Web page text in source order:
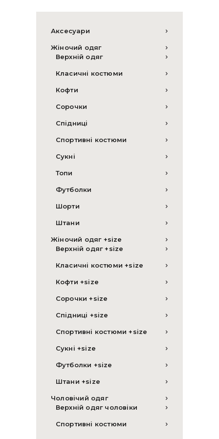
Аксесуари
Жіночий одяг
Верхній одяг
Класичні костюми
Кофти
Сорочки
Спідниці
Спортивні костюми
Сукні
Топи
Футболки
Шорти
Штани
Жіночий одяг +size
Верхній одяг +size
Класичні костюми +size
Кофти +size
Сорочки +size
Спідниці +size
Спортивні костюми +size
Сукні +size
Футболки +size
Штани +size
Чоловічий одяг
Верхній одяг чоловіки
Спортивні костюми